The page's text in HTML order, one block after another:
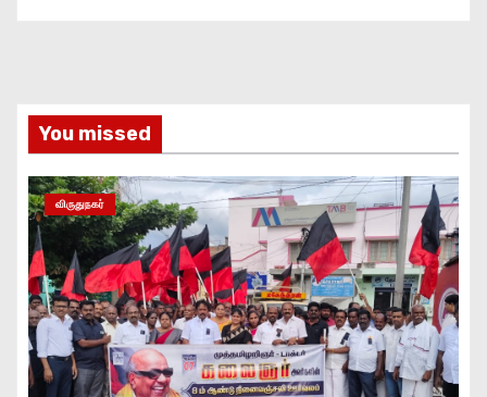
You missed
விருதுநகர்